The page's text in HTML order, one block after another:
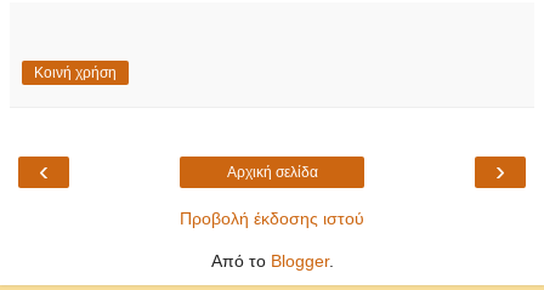
Κοινή χρήση
‹ ›
Αρχική σελίδα
Προβολή έκδοσης ιστού
Από το Blogger.